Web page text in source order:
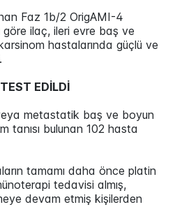
Faz 1b/2 OrigAMI-4
göre ilaç, ileri evre baş ve
hastalarında güçlü ve
EDİLDİ
metastatik baş ve boyun
tanısı bulunan 102 hasta
tamamı daha önce platin
tedavisi almış,
devam etmiş kişilerden